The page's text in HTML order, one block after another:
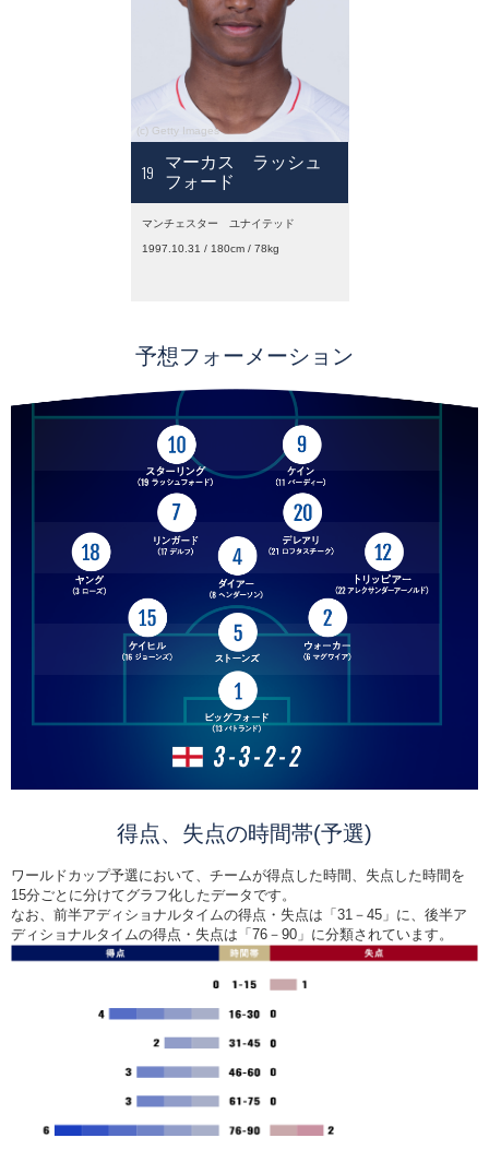
19
マーカス ラッシュ
フォード
マンチェスター ユナイテッド
1997.10.31 / 180cm / 78kg
予想フォーメーション
得点、失点の時間帯(予選)
ワールドカップ予選において、チームが得点した時間、失点した時間を
15分ごとに分けてグラフ化したデータです。
なお、前半アディショナルタイムの得点・失点は「31－45」に、後半ア
ディショナルタイムの得点・失点は「76－90」に分類されています。